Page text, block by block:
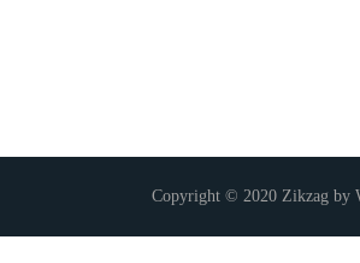
Copyright © 2020 Zikzag by